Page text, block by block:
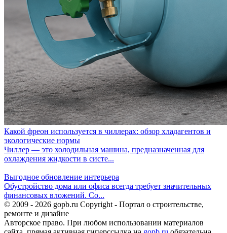
Какой фреон используется в чиллерах: обзор хладагентов и
экологические нормы
Чиллер — это холодильная машина, предназначенная для
охлаждения жидкости в систе...
Выгодное обновление интерьера
Обустройство дома или офиса всегда требует значительных
финансовых вложений. Со...
© 2009 - 2026 gopb.ru Copyright - Портал о строительстве,
ремонте и дизайне
Авторское право. При любом использовании материалов